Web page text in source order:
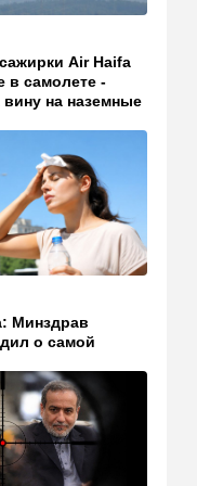
куда
на
нет конца:
кошки или
дали ответ
война с
сил
сюда
Air Haifa
в самолете -
на наземные
Минздрав
о самой